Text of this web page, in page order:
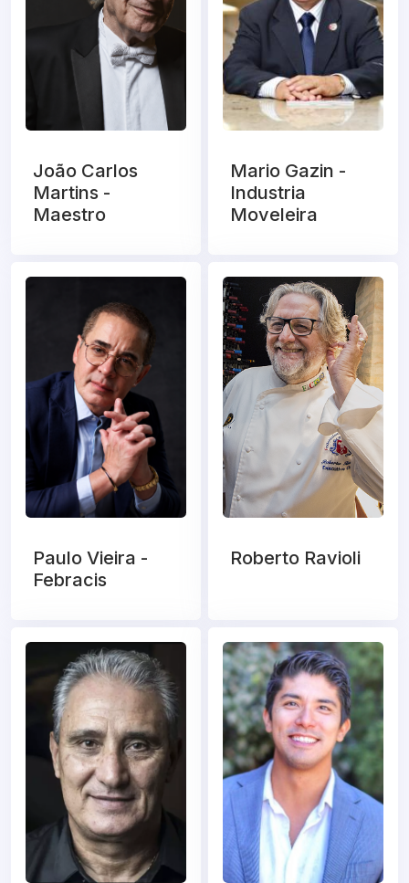
João Carlos
Martins -
Maestro
Mario Gazin -
Industria
Moveleira
Paulo Vieira -
Febracis
Roberto Ravioli